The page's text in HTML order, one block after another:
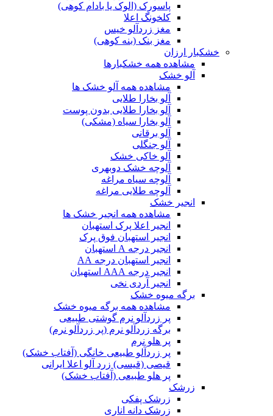
پاسورک (الوک یا بادام کوهی)
کلخونگ اعلا
مغز زردآلو خیس
مغز بنک (بنه کوهی)
خشکبار ارزان
مشاهده همه خشکبارها
آلو خشک
مشاهده همه آلو خشک ها
آلو بخارا طلایی
آلو بخارا طلایی بدون پوست
آلو بخارا سیاه (مشکی)
آلو برقانی
آلو جنگلی
آلو خاکی خشک
آلوچه خشک دوبهری
آلوچه سیاه مراغه
آلوچه طلایی مراغه
انجیر خشک
مشاهده همه انجیر خشک ها
انجیر اعلا پرک استهبان
انجیر استهبان فوق پرک
انجیر درجه A استهبان
انجیر استهبان درجه AA
انجیر درجه AAA استهبان
انجیر آردی نخی
برگه میوه خشک
مشاهده همه برگه میوه خشک
پر زردآلو نرم گوشتی طبیعی
برگه زردآلو نرم (پر زردآلو نرم)
پر هلو نرم
پر زردآلو طبیعی خانگی (آفتاب خشک)
قیصی (قیسی) زرد آلو اعلا ایرانی
پر هلو طبیعی (آفتاب خشک)
زرشک
زرشک پفکی
زرشک دانه اناری